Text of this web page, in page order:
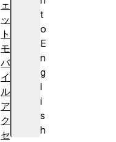
t
o
E
n
g
l
i
s
h
ェ
ッ
ト
モ
バ
イ
ル
ア
ク
セ